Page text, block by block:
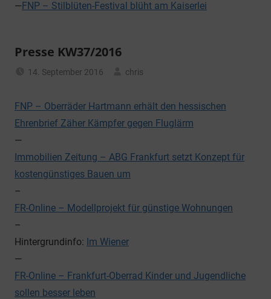
—FNP – Stilblüten-Festival blüht am Kaiserlei
Presse KW37/2016
14. September 2016
chris
FNP – Oberräder Hartmann erhält den hessischen
Ehrenbrief Zäher Kämpfer gegen Fluglärm
—
Immobilien Zeitung – ABG Frankfurt setzt Konzept für
kostengünstiges Bauen um
–
FR-Online – Modellprojekt für günstige Wohnungen
–
Hintergrundinfo: Im Wiener
—
FR-Online – Frankfurt-Oberrad Kinder und Jugendliche
sollen besser leben